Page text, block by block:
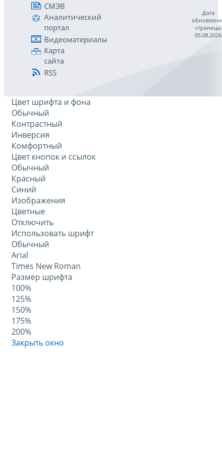
СМЭВ
Аналитический
портал
Видеоматериалы
Карта
сайта
RSS
Дата
страницы
05.08.2026
Цвет шрифта и фона
Обычный
Контрастный
Инверсия
Комфортный
Цвет кнопок и ссылок
Обычный
Красный
Синий
Изображения
Цветные
Отключить
Использовать шрифт
Обычный
Arial
Times New Roman
Размер шрифта
100%
125%
150%
175%
200%
Закрыть окно